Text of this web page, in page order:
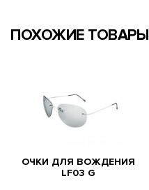
ПОХОЖИЕ ТОВАРЫ
ОЧКИ ДЛЯ ВОЖДЕНИЯ
LF03 G